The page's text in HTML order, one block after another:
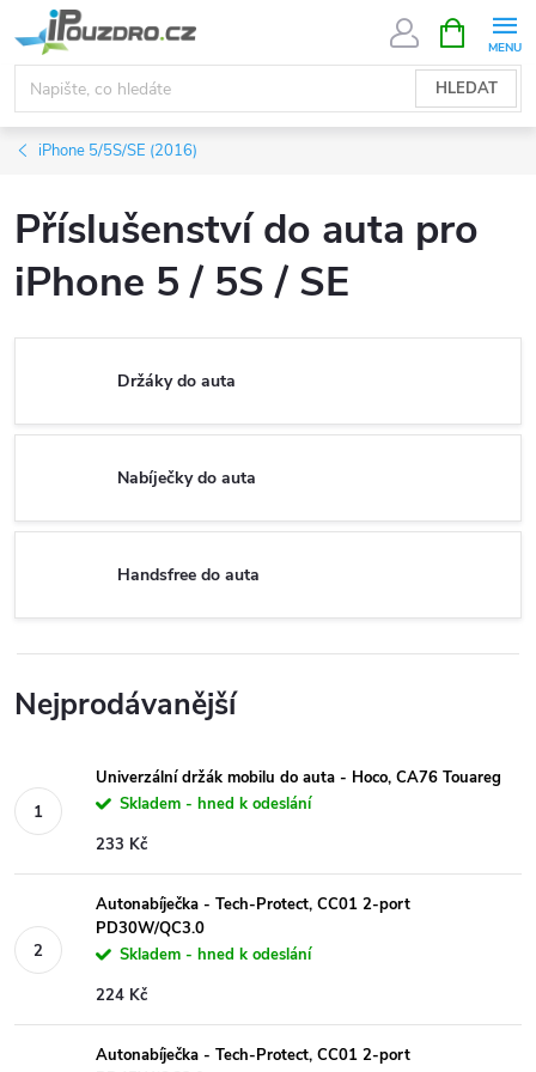
na
obsah
HLEDAT
NÁKUPNÍ
KOŠÍK
iPhone 5/5S/SE (2016)
Příslušenství do auta pro
iPhone 5 / 5S / SE
Držáky do auta
Nabíječky do auta
Handsfree do auta
Nejprodávanější
Univerzální držák mobilu do auta - Hoco, CA76 Touareg
Skladem - hned k odeslání
233 Kč
Autonabíječka - Tech-Protect, CC01 2-port
PD30W/QC3.0
Skladem - hned k odeslání
224 Kč
Autonabíječka - Tech-Protect, CC01 2-port